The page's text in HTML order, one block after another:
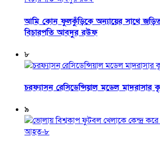
আমি কোন ফুলকুঁড়িকে অন্যায়ের সাথে
বিচারপতি আবদুর রউফ
৮
চরফ্যাসন রেসিডেন্সিয়াল মডেল মাদরাসার
৯